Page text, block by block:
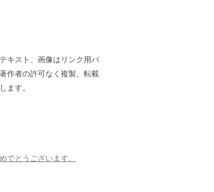
キスト、画像はリンク用バ
作者の許可なく複製、転載
ます。
でとうございます。